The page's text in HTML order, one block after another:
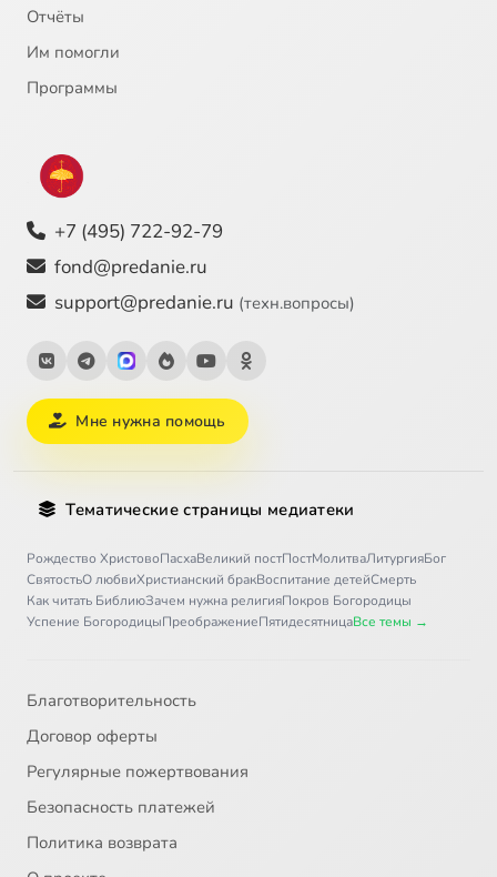
Отчёты
Им помогли
Программы
+7 (495) 722-92-79
fond@predanie.ru
support@predanie.ru (техн.вопросы)
Мне нужна помощь
Тематические страницы медиатеки
Рождество ХристовоПасхаВеликий постПостМолитваЛитургияБог
СвятостьО любвиХристианский бракВоспитание детейСмерть
Как читать БиблиюЗачем нужна религияПокров Богородицы
Успение БогородицыПреображениеПятидесятницаВсе темы →
Благотворительность
Договор оферты
Регулярные пожертвования
Безопасность платежей
Политика возврата